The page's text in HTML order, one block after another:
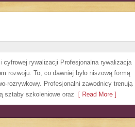
cyfrowej rywalizacji Profesjonalna rywalizacja
rozwoju. To, co dawniej było niszową formą
rozrywkowy. Profesjonalni zawodnicy trenują
sztaby szkoleniowe oraz [ Read More ]